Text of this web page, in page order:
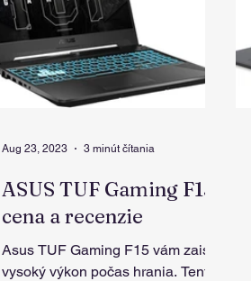
ASUS TUF Gaming F15
cena a recenzie
Asus TUF Gaming F15 vám zaistí
vysoký výkon počas hrania. Tento
Aug 23, 2023 3 minút čítania